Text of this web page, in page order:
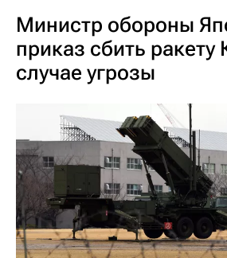
Министр обороны
приказ сбить
случае угрозы